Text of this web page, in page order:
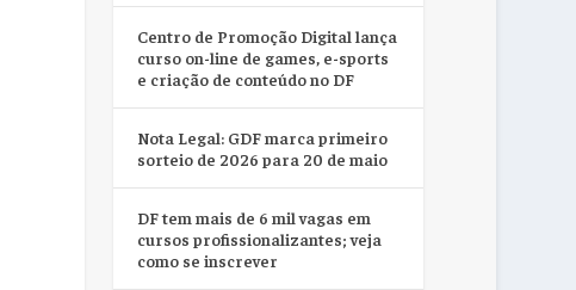
Centro de Promoção Digital lança
curso on-line de games, e-sports
e criação de conteúdo no DF
Nota Legal: GDF marca primeiro
sorteio de 2026 para 20 de maio
DF tem mais de 6 mil vagas em
cursos profissionalizantes; veja
como se inscrever